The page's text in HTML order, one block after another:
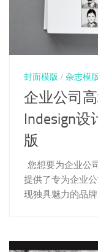
封面模版 / 杂志模
企业公司
Indesign设
版
您想要为企业公
提供了专为企业
现独具魅力的品